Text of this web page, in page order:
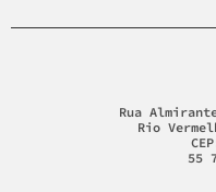
Rua
Rio
55